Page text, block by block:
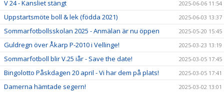
V 24 - Kansliet stängt 2025-06-06 11:54
Uppstartsmöte boll & lek (födda 2021) 2025-06-03 13:37
Sommarfotbollsskolan 2025 - Anmälan är nu öppen 2025-05-20 15:45
Guldregn över Åkarp P-2010 i Vellinge! 2025-03-23 13:19
Sommarfotboll blir V.25 iår - Save the date! 2025-03-05 17:45
Bingolotto Påskdagen 20 april - Vi har dem på plats! 2025-03-05 17:41
Damerna hämtade segern! 2025-03-02 13:01